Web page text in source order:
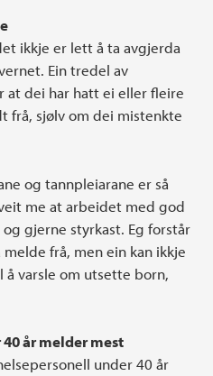
ikkje er lett å ta avgjerda
Ein tredel av
at dei har hatt ei eller fleire
frå, sjølv om dei mistenkte
og tannpleiarane er så
me at arbeidet med god
gjerne styrkast. Eg forstår
frå, men ein kan ikkje
å varsle om utsette born,
år melder mest
under 40 år